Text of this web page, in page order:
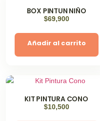
BOX PINTUN NIÑO
$69,900
Añadir al carrito
KIT PINTURA CONO
$10,500